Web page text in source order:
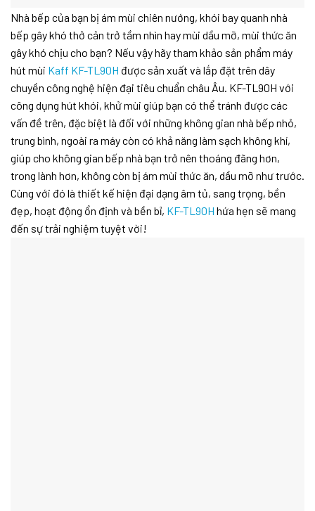
Nhà bếp của bạn bị ám mùi chiên nướng, khói bay quanh nhà
bếp gây khó thở cản trở tầm nhìn hay mùi dầu mỡ, mùi thức ăn
gây khó chịu cho bạn? Nếu vậy hãy tham khảo sản phẩm máy
hút mùi Kaff KF-TL90H được sản xuất và lắp đặt trên dây
chuyền công nghệ hiện đại tiêu chuẩn châu Âu. KF-TL90H với
công dụng hút khói, khử mùi giúp bạn có thể tránh được các
vấn đề trên, đặc biệt là đối với những không gian nhà bếp nhỏ,
trung bình, ngoài ra máy còn có khả năng làm sạch không khí,
giúp cho không gian bếp nhà bạn trở nên thoáng đãng hơn,
trong lành hơn, không còn bị ám mùi thức ăn, dầu mỡ như trước.
Cùng với đó là thiết kế hiện đại dạng âm tủ, sang trọng, bền
đẹp, hoạt động ổn định và bền bỉ, KF-TL90H hứa hẹn sẽ mang
đến sự trải nghiệm tuyệt vời!